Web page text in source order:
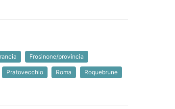
Frosinone/provincia
Pratovecchio Roma Roquebrune